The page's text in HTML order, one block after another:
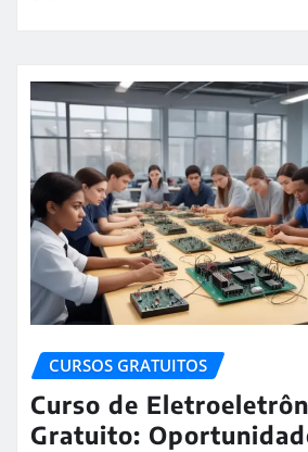
CURSOS GRATUITOS
Curso de
Gratuito: